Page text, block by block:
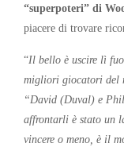
“superpoteri” di
piacere di trovare
“Il bello è uscire lì
migliori giocatori del
“David (Duval) e
affrontarli è stato un
vincere o meno, è il